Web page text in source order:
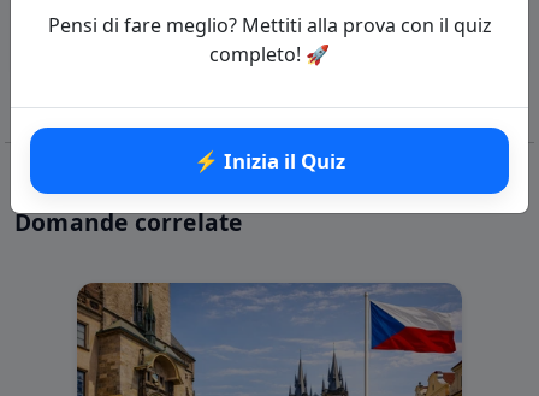
Pensi di fare meglio? Mettiti alla prova con il quiz
completo! 🚀
⚡ Inizia il Quiz
Domande correlate